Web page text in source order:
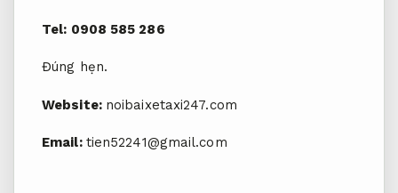
Mộ đá tam cấp đẹp